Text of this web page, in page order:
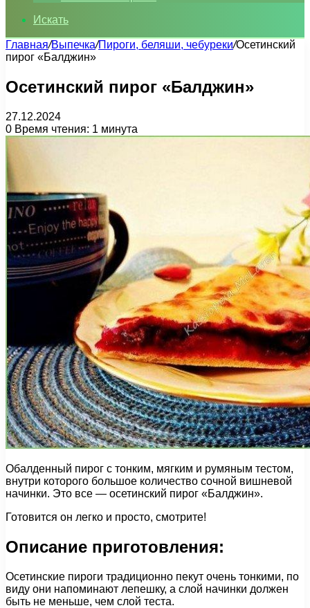
Искать
Главная/Выпечка/Пироги, беляши, чебуреки/Осетинский
пирог «Балджин»
Осетинский пирог «Балджин»
27.12.2024
0 Время чтения: 1 минута
Обалденный пирог с тонким, мягким и румяным тестом,
внутри которого большое количество сочной вишневой
начинки. Это все — осетинский пирог «Балджин».
Готовится он легко и просто, смотрите!
Описание приготовления:
Осетинские пироги традиционно пекут очень тонкими, по
виду они напоминают лепешку, а слой начинки должен
быть не меньше, чем слой теста.